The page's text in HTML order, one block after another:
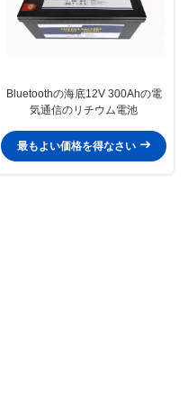
Bluetoothの海底12V 300Ahの電
気通信のリチウム電池
最もよい価格を得なさい